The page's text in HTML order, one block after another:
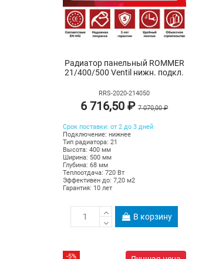
Радиатор панельный ROMMER
21/400/500 Ventil нижн. подкл.
RRS-2020-214050
6 716,50 ₽7 070,00 ₽
Срок поставки: от 2 до 3 дней
Подключение: нижнее
Тип радиатора: 21
Высота: 400 мм
Ширина: 500 мм
Глубина: 68 мм
Теплоотдача: 720 Вт
Эффективен до: 7,20 м2
Гарантия: 10 лет
В корзину
-5%